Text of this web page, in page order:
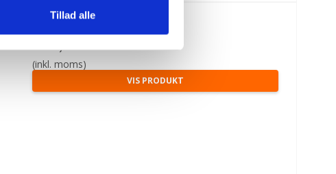
Tillad alle
299,00 DKK
245,00 DKK
(inkl. moms)
VIS PRODUKT